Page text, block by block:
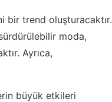
bir trend oluşturacaktır.
moda,
Ayrıca,
büyük etkileri